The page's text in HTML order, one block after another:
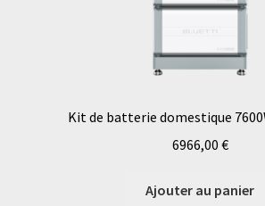
Kit de batterie domestique
6966,00 €
Ajouter au panier